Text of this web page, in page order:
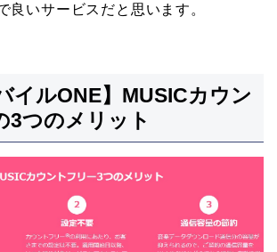
良いサービスだと思います。
イルONE】MUSICカウン
3つのメリット